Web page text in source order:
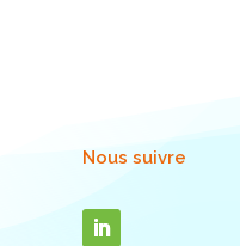
Nous suivre